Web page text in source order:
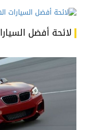
لائحة أفضل